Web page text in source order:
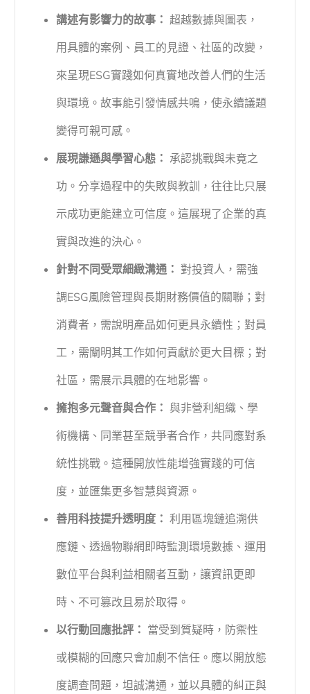
講述有影響力的故事： 超越數據與圖表，
用具體的案例、員工的見證、社區的改變，
來呈現ESG實踐如何真實地改善人們的生活
與環境。故事能引發情感共鳴，使永續議題
變得可親可感。
展現謙遜與學習心態： 承認挑戰與未竟之
功。分享過程中的失敗與教訓，往往比只展
示成功更能建立可信度。這展現了企業的真
實與改進的決心。
針對不同受眾細緻溝通： 對投資人，需強
調ESG風險管理與長期財務價值的關聯；對
消費者，需說明產品如何更具永續性；對員
工，需闡明其工作如何貢獻於更大目標；對
社區，需展示具體的在地影響。
擁抱多元聲音與合作： 與非營利組織、學
術機構、同業甚至競爭者合作，共同應對系
統性挑戰。這種開放性能增強實踐的可信
度，並匯集更多智慧與資源。
善用科技提升透明度： 利用區塊鏈追溯供
應鏈、透過物聯網即時監測環境數據、運用
數位平台與利益相關者互動，讓資訊更即
時、不可篡改且易於取得。
以行動回應批評： 當受到質疑時，防禦性
或模糊的回應只會加劇不信任。應以開放態
度調查問題，坦誠溝通，並以具體的糾正與